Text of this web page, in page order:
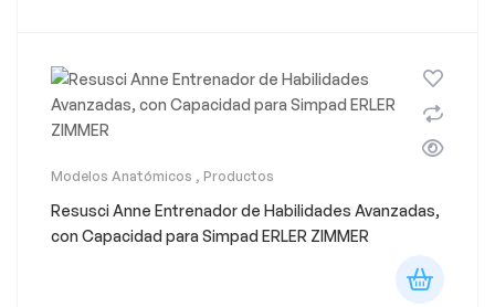
Modelos Anatómicos , Productos
Resusci Anne Entrenador de Habilidades Avanzadas,
con Capacidad para Simpad ERLER ZIMMER